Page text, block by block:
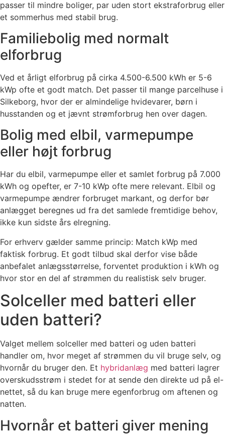
passer til mindre boliger, par uden stort ekstraforbrug eller
et sommerhus med stabil brug.
Familiebolig med normalt
elforbrug
Ved et årligt elforbrug på cirka 4.500-6.500 kWh er 5-6
kWp ofte et godt match. Det passer til mange parcelhuse i
Silkeborg, hvor der er almindelige hvidevarer, børn i
husstanden og et jævnt strømforbrug hen over dagen.
Bolig med elbil, varmepumpe
eller højt forbrug
Har du elbil, varmepumpe eller et samlet forbrug på 7.000
kWh og opefter, er 7-10 kWp ofte mere relevant. Elbil og
varmepumpe ændrer forbruget markant, og derfor bør
anlægget beregnes ud fra det samlede fremtidige behov,
ikke kun sidste års elregning.
For erhverv gælder samme princip: Match kWp med
faktisk forbrug. Et godt tilbud skal derfor vise både
anbefalet anlægsstørrelse, forventet produktion i kWh og
hvor stor en del af strømmen du realistisk selv bruger.
Solceller med batteri eller
uden batteri?
Valget mellem solceller med batteri og uden batteri
handler om, hvor meget af strømmen du vil bruge selv, og
hvornår du bruger den. Et hybridanlæg med batteri lagrer
overskudsstrøm i stedet for at sende den direkte ud på el-
nettet, så du kan bruge mere egenforbrug om aftenen og
natten.
Hvornår et batteri giver mening